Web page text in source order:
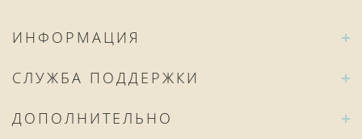
ИНФОРМАЦИЯ
СЛУЖБА ПОДДЕРЖКИ
ДОПОЛНИТЕЛЬНО